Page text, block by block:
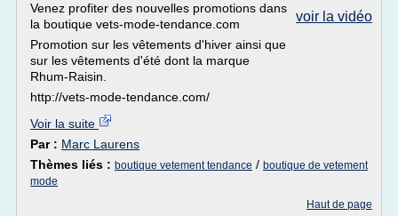
voir la vidéo
Venez profiter des nouvelles promotions dans
la boutique vets-mode-tendance.com
Promotion sur les vêtements d'hiver ainsi que
sur les vêtements d'été dont la marque
Rhum-Raisin.
http://vets-mode-tendance.com/
Voir la suite
Par : Marc Laurens
Thèmes liés : boutique vetement tendance / boutique de vetement
mode
Haut de page